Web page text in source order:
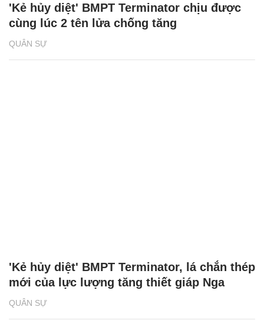
QUÂN SỰ
'Kẻ hủy diệt' BMPT Terminator chịu được
cùng lúc 2 tên lửa chống tăng
QUÂN SỰ
'Kẻ hủy diệt' BMPT Terminator, lá chắn thép
mới của lực lượng tăng thiết giáp Nga